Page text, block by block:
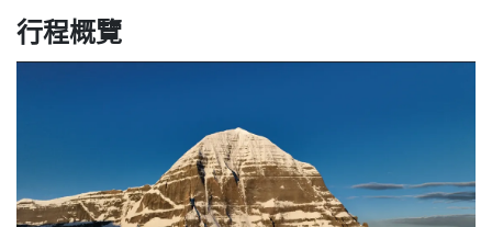
行程概覽